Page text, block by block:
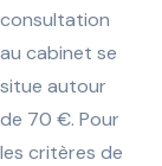
consultation
au cabinet se
situe autour
de 70 €. Pour
les critères de